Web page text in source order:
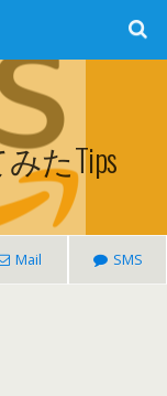
みたTips
Mail SMS